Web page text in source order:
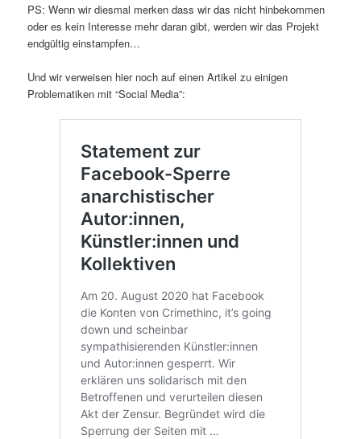
PS: Wenn wir diesmal merken dass wir das nicht hinbekommen
oder es kein Interesse mehr daran gibt, werden wir das Projekt
endgültig einstampfen…
Und wir verweisen hier noch auf einen Artikel zu einigen
Problematiken mit “Social Media”: